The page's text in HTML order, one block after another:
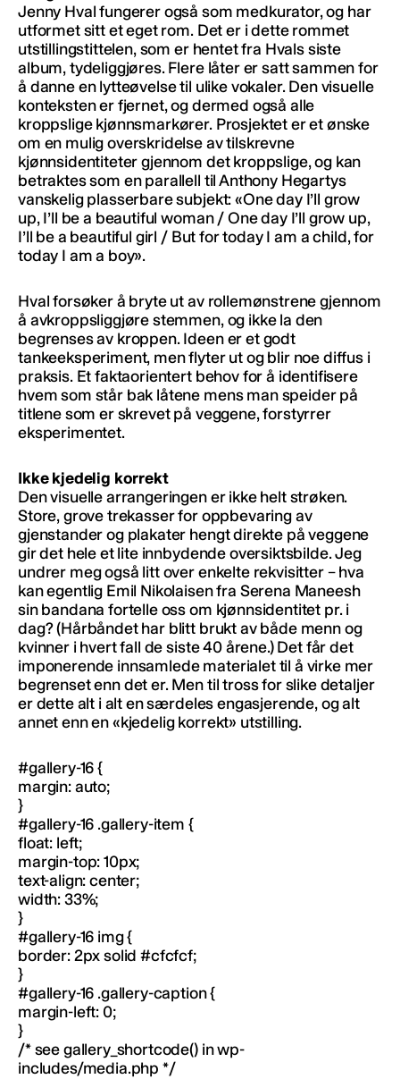
Jenny Hval fungerer også som medkurator, og har
utformet sitt et eget rom. Det er i dette rommet
utstillingstittelen, som er hentet fra Hvals siste
album, tydeliggjøres. Flere låter er satt sammen for
å danne en lytteøvelse til ulike vokaler. Den visuelle
konteksten er fjernet, og dermed også alle
kroppslige kjønnsmarkører. Prosjektet er et ønske
om en mulig overskridelse av tilskrevne
kjønnsidentiteter gjennom det kroppslige, og kan
betraktes som en parallell til Anthony Hegartys
vanskelig plasserbare subjekt: «One day I’ll grow
up, I’ll be a beautiful woman / One day I’ll grow up,
I’ll be a beautiful girl / But for today I am a child, for
today I am a boy».
Hval forsøker å bryte ut av rollemønstrene gjennom
å avkroppsliggjøre stemmen, og ikke la den
begrenses av kroppen. Ideen er et godt
tankeeksperiment, men flyter ut og blir noe diffus i
praksis. Et faktaorientert behov for å identifisere
hvem som står bak låtene mens man speider på
titlene som er skrevet på veggene, forstyrrer
eksperimentet.
Ikke kjedelig korrekt
Den visuelle arrangeringen er ikke helt strøken.
Store, grove trekasser for oppbevaring av
gjenstander og plakater hengt direkte på veggene
gir det hele et lite innbydende oversiktsbilde. Jeg
undrer meg også litt over enkelte rekvisitter – hva
kan egentlig Emil Nikolaisen fra Serena Maneesh
sin bandana fortelle oss om kjønnsidentitet pr. i
dag? (Hårbåndet har blitt brukt av både menn og
kvinner i hvert fall de siste 40 årene.) Det får det
imponerende innsamlede materialet til å virke mer
begrenset enn det er. Men til tross for slike detaljer
er dette alt i alt en særdeles engasjerende, og alt
annet enn en «kjedelig korrekt» utstilling.
#gallery-16 {
margin: auto;
}
#gallery-16 .gallery-item {
float: left;
margin-top: 10px;
text-align: center;
width: 33%;
}
#gallery-16 img {
border: 2px solid #cfcfcf;
}
#gallery-16 .gallery-caption {
margin-left: 0;
}
/* see gallery_shortcode() in wp-
includes/media.php */